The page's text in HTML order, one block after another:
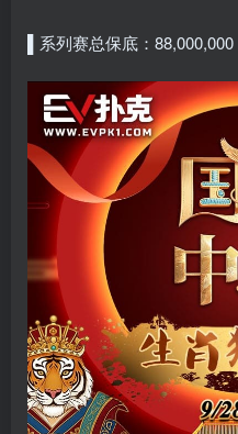
▌系列赛总保底：88,000,000